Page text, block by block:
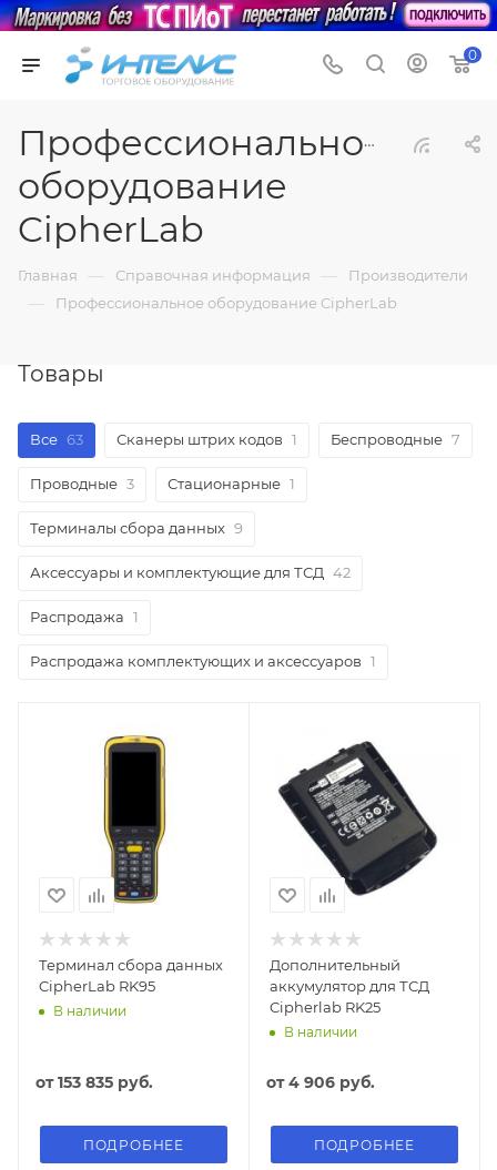
0
Профессиональное
оборудование
CipherLab
Главная — Справочная информация — Производители
— Профессиональное оборудование CipherLab
Товары
Все 63 Сканеры штрих кодов 1 Беспроводные 7
Проводные 3 Стационарные 1
Терминалы сбора данных 9
Аксессуары и комплектующие для ТСД 42
Распродажа 1
Распродажа комплектующих и аксессуаров 1
Терминал сбора данных
CipherLab RK95
В наличии
от153 835 руб.
ПОДРОБНЕЕ
Дополнительный
аккумулятор для ТСД
Cipherlab RK25
В наличии
от4 906 руб.
ПОДРОБНЕЕ